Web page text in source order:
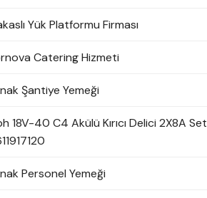
Yük Platformu Firması
Catering Hizmeti
Şantiye Yemeği
18V-40 C4 Akülü Kırıcı Delici 2X8A Set
Personel Yemeği